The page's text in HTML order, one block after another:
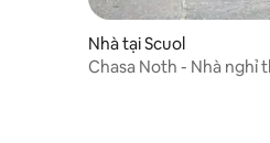
Nhà tại Scuol
Chasa Noth - Nhà nghỉ